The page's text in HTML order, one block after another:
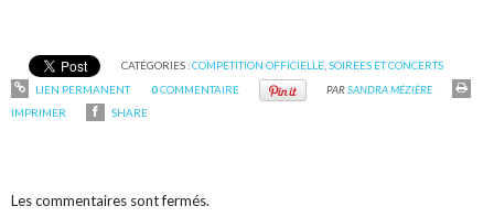
CATÉGORIES :COMPETITION OFFICIELLE, SOIREES ET CONCERTS
LIEN PERMANENT
0COMMENTAIRE PARSANDRA MÉZIÈRE
IMPRIMER
SHARE
Les commentaires sont fermés.